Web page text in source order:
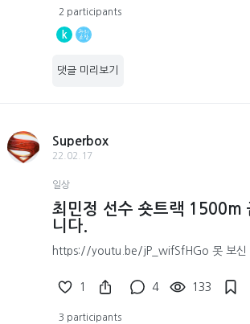
2 participants
k
댓글 미리보기
Superbox
22.02.17
일상
최민정 선수 숏트랙 1500m
니다.
https://youtu.be/jP_wifSfHGo 못 보신
1 4 133
3 participants